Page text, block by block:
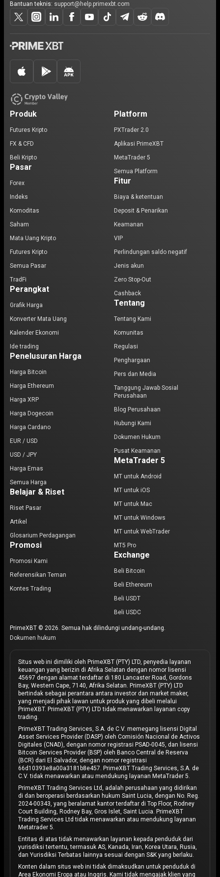
Bantuan teknis: support@help.primexbt.com
Produk
Futures Kripto
FX & CFD
Beli Kripto
Pasar
Forex
Indeks
Komoditas
Saham
Mata Uang Kripto
Futures Kripto
Semua Pasar
TradFi
Perangkat
Grafik Harga
Konverter Mata Uang
Kalender Ekonomi
Ide trading
Penelusuran Harga
Harga Bitcoin
Harga Ethereum
Harga XRP
Harga Dogecoin
Harga Cardano
EUR / USD
USD / JPY
Harga Emas
Semua Harga
Belajar & Riset
Riset Pasar
Artikel
Glosarium Perdagangan
Promosi
Promosi Kami
Referensikan Teman
Kontes Trading
Platform
PXTrader 2.0
Aplikasi PrimeXBT
MetaTrader 5
Semua Platform
Fitur
Biaya & ketentuan
Deposit & Penarikan
Keamanan
VIP
Perlindungan saldo negatif
Jenis akun
Zero Stop-Out
Cashback
Tentang
Tentang Kami
Komunitas
Regulasi
Penghargaan
Pers dan Media
Tanggung Jawab Sosial
Perusahaan
Blog Perusahaan
Hubungi Kami
Dokumen Hukum
Pusat Keamanan
MetaTrader 5
MT untuk Android
MT untuk iOS
MT untuk Mac
MT untuk Windows
MT untuk WebTrader
MT5 Pro
Exchange
Beli Bitcoin
Beli Ethereum
Beli USDT
Beli USDC
PrimeXBT © 2026. Semua hak dilindungi undang-undang.
Dokumen hukum
Situs web ini dimiliki oleh PrimeXBT (PTY) LTD, penyedia layanan
keuangan yang berizin di Afrika Selatan dengan nomor lisensi
45697 dengan alamat terdaftar di 180 Lancaster Road, Gordons
Bay, Western Cape, 7140, Afrika Selatan. PrimeXBT (PTY) LTD
bertindak sebagai perantara antara investor dan market maker,
yang menjadi pihak lawan untuk produk yang dibeli melalui
PrimeXBT. PrimeXBT (PTY) LTD tidak menawarkan layanan copy
trading.
PrimeXBT Trading Services, S.A. de C.V. memegang lisensi Digital
Asset Services Provider (DASP) oleh Comisión Nacional de Activos
Digitales (CNAD), dengan nomor registrasi PSAD-0045, dan lisensi
Bitcoin Services Provider (BSP) oleh Banco Central de Reserva
(BCR) dari El Salvador, dengan nomor registrasi
66d10393e8a00a3181b8e457. PrimeXBT Trading Services, S.A. de
C.V. tidak menawarkan atau mendukung layanan MetaTrader 5.
PrimeXBT Trading Services Ltd, adalah perusahaan yang didirikan
di dan beroperasi berdasarkan hukum Saint Lucia, dengan No. Reg.
2024-00343, yang beralamat kantor terdaftar di Top Floor, Rodney
Court Building, Rodney Bay, Gros Islet, Saint Lucia. PrimeXBT
Trading Services Ltd tidak menawarkan atau mendukung layanan
Metatrader 5.
Entitas di atas tidak menawarkan layanan kepada penduduk dari
yurisdiksi tertentu, termasuk AS, Kanada, Iran, Korea Utara, Rusia,
dan Yurisdiksi Terbatas lainnya sesuai dengan S&K yang berlaku.
Konten dalam situs web ini tidak dimaksudkan untuk penduduk di
Area Ekonomi Eropa atau Inggris. Kami tidak mengajak klien yang